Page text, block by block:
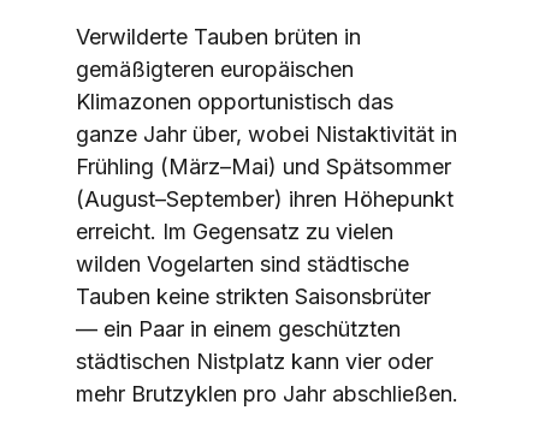
Verwilderte Tauben brüten in
gemäßigteren europäischen
Klimazonen opportunistisch das
ganze Jahr über, wobei Nistaktivität in
Frühling (März–Mai) und Spätsommer
(August–September) ihren Höhepunkt
erreicht. Im Gegensatz zu vielen
wilden Vogelarten sind städtische
Tauben keine strikten Saisonsbrüter
— ein Paar in einem geschützten
städtischen Nistplatz kann vier oder
mehr Brutzyklen pro Jahr abschließen.